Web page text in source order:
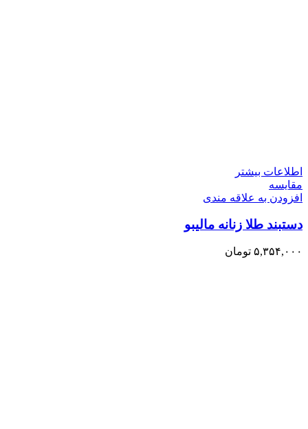
اطلاعات بیشتر
مقایسه
افزودن به علاقه مندی
دستبند طلا زنانه مالیبو
۵,۳۵۴,۰۰۰ تومان